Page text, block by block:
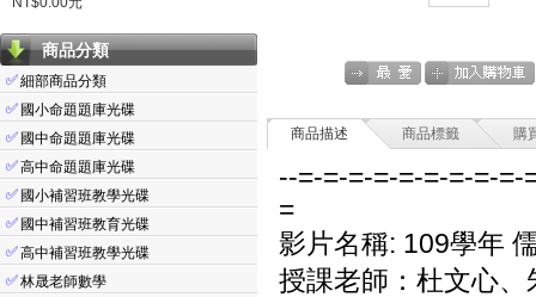
商品分類
✅細部商品分類
✅ 國小命題題庫光碟
✅ 國中命題題庫光碟
✅高中命題題庫光碟
✅ 國小補習班教學光碟
✅ 國中補習班教育光碟
✅高中補習班教學光碟
✅林晟老師數學
商品描述 商品標籤 購
--=-=-=-=-=-=-=-=-=-
=
影片名稱: 109學年
授課老師：杜文心